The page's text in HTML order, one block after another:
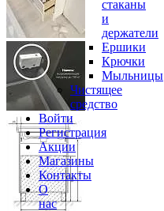
стаканы
и
держатели
Ершики
Крючки
Мыльницы
Чистящее
средство
Войти
Регистрация
Акции
Магазины
Контакты
О
нас